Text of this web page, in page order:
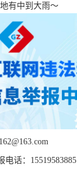
有中到大雨～
话：15519583885